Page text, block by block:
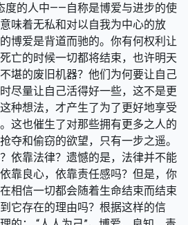
度的人中——自称是博爱与进步的使
味着无私和对以自我为中心的放
博爱是背道而驰的。你有何权利让
亡的时候一切都将结束，也许明天
堪的废旧机器？他们为何要让自己
尽量让自己活得好一些，这不是更
种想法，才产生了为了更好地享受
这也催生了对那些拥有更多之人的
夺和偷窃的欲望，只有一步之遥。
依靠法律？遗憾的是，法律并不能
靠良心，依靠责任感吗？但是，你
相信一切都会随着生命结束而结束
它存在的理由吗？根据这样的信